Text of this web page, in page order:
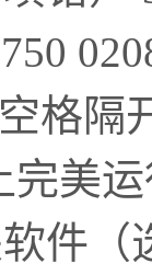
格隔
完美
件（